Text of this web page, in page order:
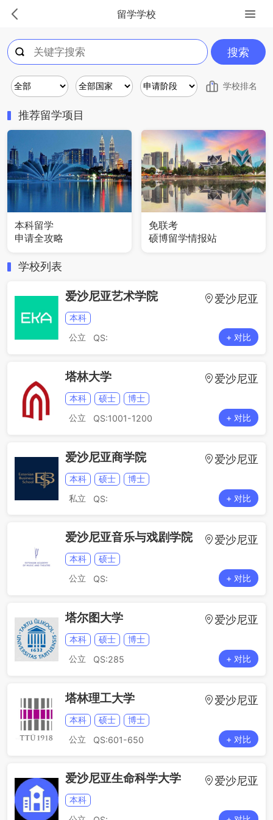
留学学校
搜索
学校排名
推荐留学项目
本科留学
申请全攻略
免联考
硕博留学情报站
学校列表
爱沙尼亚艺术学院 爱沙尼亚
本科
公立
QS: + 对比
塔林大学 爱沙尼亚
本科 硕士
博士
公立
QS:1001-1200 + 对比
爱沙尼亚商学院 爱沙尼亚
本科 硕士
博士
私立
QS: + 对比
爱沙尼亚音乐与戏剧学院 爱沙尼亚
本科
硕士
公立
QS: + 对比
塔尔图大学 爱沙尼亚
本科 硕士
博士
公立
QS:285 + 对比
塔林理工大学 爱沙尼亚
本科 硕士
博士
公立
QS:601-650 + 对比
爱沙尼亚生命科学大学 爱沙尼亚
本科